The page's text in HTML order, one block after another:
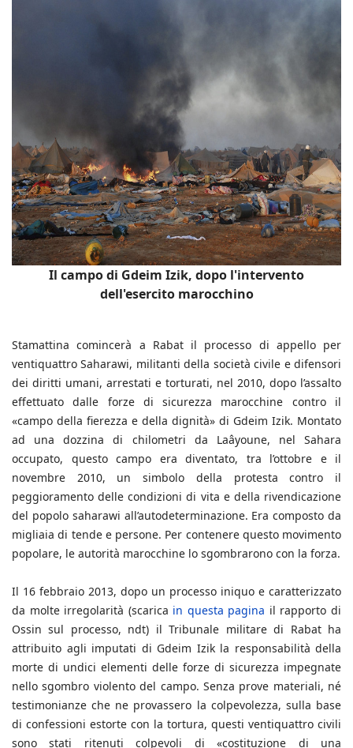
Il campo di Gdeim Izik, dopo l'intervento
dell'esercito marocchino
Stamattina comincerà a Rabat il processo di appello per
ventiquattro Saharawi, militanti della società civile e difensori
dei diritti umani, arrestati e torturati, nel 2010, dopo l’assalto
effettuato dalle forze di sicurezza marocchine contro il
«campo della fierezza e della dignità» di Gdeim Izik. Montato
ad una dozzina di chilometri da Laâyoune, nel Sahara
occupato, questo campo era diventato, tra l’ottobre e il
novembre 2010, un simbolo della protesta contro il
peggioramento delle condizioni di vita e della rivendicazione
del popolo saharawi all’autodeterminazione. Era composto da
migliaia di tende e persone. Per contenere questo movimento
popolare, le autorità marocchine lo sgombrarono con la forza.
Il 16 febbraio 2013, dopo un processo iniquo e caratterizzato
da molte irregolarità (scarica in questa pagina il rapporto di
Ossin sul processo, ndt) il Tribunale militare di Rabat ha
attribuito agli imputati di Gdeim Izik la responsabilità della
morte di undici elementi delle forze di sicurezza impegnate
nello sgombro violento del campo. Senza prove materiali, né
testimonianze che ne provassero la colpevolezza, sulla base
di confessioni estorte con la tortura, questi ventiquattro civili
sono stati ritenuti colpevoli di «costituzione di una